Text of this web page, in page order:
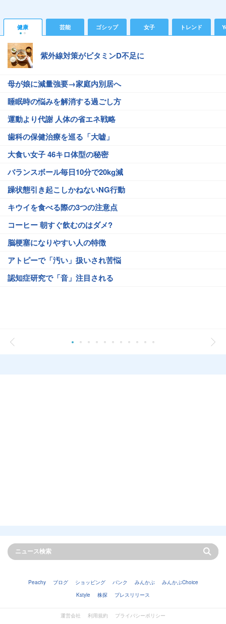
健康 芸能 ゴシップ 女子 トレンド
紫外線対策がビタミンD不足に
母が娘に減量強要→家庭内別居へ
睡眠時の悩みを解消する過ごし方
運動より代謝 人体の省エネ戦略
歯科の保健治療を巡る「大嘘」
大食い女子 46キロ体型の秘密
バランスボール毎日10分で20kg減
躁状態引き起こしかねないNG行動
キウイを食べる際の3つの注意点
コーヒー 朝すぐ飲むのはダメ?
脳梗塞になりやすい人の特徴
アトピーで「汚い」扱いされ苦悩
認知症研究で「音」注目される
Peachy ブログ ショッピング バンク みんかぶ
みんかぶChoice
Kstyle
株探 プレスリリース
運営会社 利用規約 プライバシーポリシー